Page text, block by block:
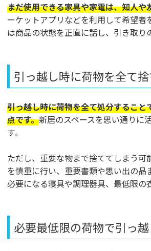
まだ使用できる家具や家電は、知人
ーケットアプリなどを利用して希望
は商品の状態を正直に話し、引き取り
引っ越し時に荷物を全て
引っ越し時に荷物を全て処分するこ
点です。新居のスペースを思い通りに
す。
ただし、重要な物まで捨ててしまう
を慎重に行い、重要書類や思い出の
必要になる寝具や調理器具、最低限の
必要最低限の荷物で引っ